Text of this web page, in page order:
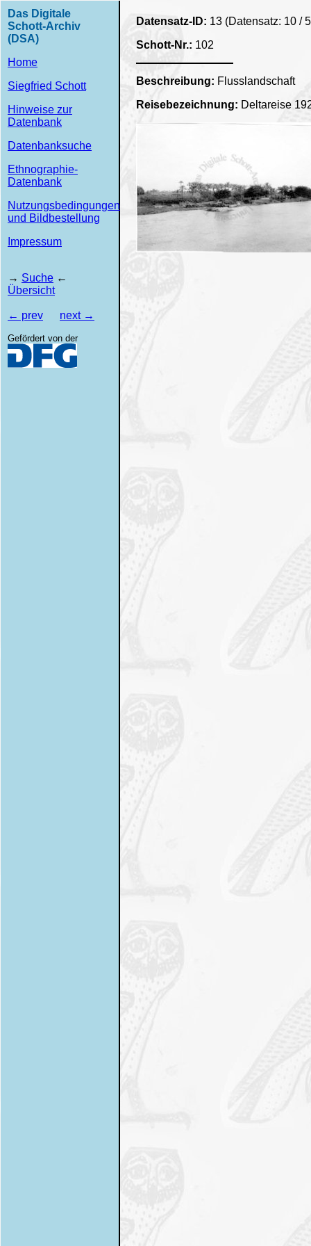
Das Digitale
Schott-Archiv
(DSA)
Home
Siegfried Schott
Hinweise zur
Datenbank
Datenbanksuche
Ethnographie-
Datenbank
Nutzungsbedingungen
und Bildbestellung
Impressum
→ Suche ←
Übersicht
← prev next →
Gefördert von der
Datensatz-ID: 13 (Datensatz: 10 /
Schott-Nr.: 102
Beschreibung: Flusslandschaft
Reisebezeichnung: Deltareise